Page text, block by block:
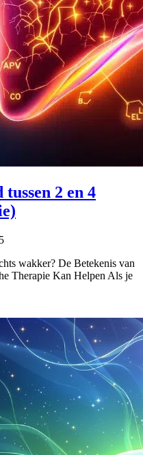
2 en 4
wakker? De Betekenis van
Therapie Kan Helpen Als je